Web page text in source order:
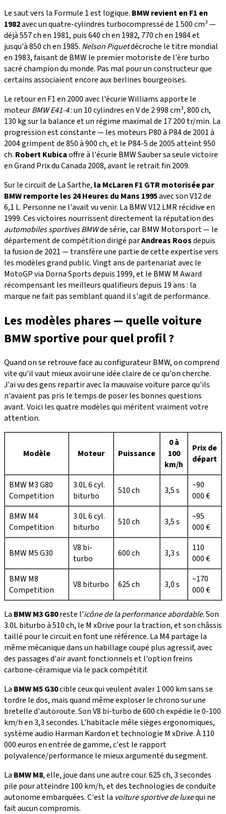
Le saut vers la Formule 1 est logique. BMW revient en F1 en
1982avec un quatre-cylindres turbocompressé de 1 500 cm³ —
déjà 557 ch en 1981, puis 640 ch en 1982, 770 ch en 1984 et
jusqu'à 850 ch en 1985. Nelson Piquetdécroche le titre mondial
en 1983, faisant de BMW le premier motoriste de l'ère turbo
sacré champion du monde. Pas mal pour un constructeur que
certains associaient encore aux berlines bourgeoises.
Le retour en F1 en 2000 avec l'écurie Williams apporte le
moteurBMW E41-4: un 10 cylindres en V de 2 998 cm³, 800 ch,
130 kg sur la balance et un régime maximal de 17 200 tr/min. La
progression est constante — les moteurs P80 à P84 de 2001 à
2004 grimpent de 850 à 900 ch, et le P84-5 de 2005 atteint 950
ch. Robert Kubicaoffre à l'écurie BMW Sauber sa seule victoire
en Grand Prix du Canada 2008, avant le retrait fin 2009.
Sur le circuit de La Sarthe, la McLaren F1 GTR motorisée par
BMW remporte les 24 Heures du Mans 1995avec son V12 de
6,1 L. Personne ne l'avait vu venir. La BMW V12 LMR récidive en
1999. Ces victoires nourrissent directement la réputation des
automobiles sportives BMWde série, car BMW Motorsport — le
département de compétition dirigé parAndreas Roosdepuis
la fusion de 2021 — transfère une partie de cette expertise vers
les modèles grand public. Vingt ans de partenariat avec le
MotoGP via Dorna Sports depuis 1999, et le BMW M Award
récompensant les meilleurs qualifieurs depuis 19 ans : la
marque ne fait pas semblant quand il s'agit de performance.
Les modèles phares — quelle voiture
BMW sportive pour quel profil ?
Quand on se retrouve face au configurateur BMW, on comprend
vite qu'il vaut mieux avoir une idée claire de ce qu'on cherche.
J'ai vu des gens repartir avec la mauvaise voiture parce qu'ils
n'avaient pas pris le temps de poser les bonnes questions
avant. Voici les quatre modèles qui méritent vraiment votre
attention.
Modèle Moteur Puissance
0 à
100
km/h
Prix de
départ
BMW M3 G80
Competition
3.0L 6 cyl.
biturbo
510 ch 3,5 s
~90
000 €
BMW M4
Competition
3.0L 6 cyl.
biturbo
510 ch 3,5 s
~95
000 €
BMW M5 G30
V8 bi-
turbo
600 ch 3,3 s
110
000 €
BMW M8
Competition
V8 biturbo 625 ch 3,0 s
~170
000 €
La BMW M3 G80reste l'icône de la performance abordable. Son
3.0L biturbo à 510 ch, le M xDrive pour la traction, et son châssis
taillé pour le circuit en font une référence. La M4 partage la
même mécanique dans un habillage coupé plus agressif, avec
des passages d'air avant fonctionnels et l'option freins
carbone-céramique via le pack compétitif.
La BMW M5 G30cible ceux qui veulent avaler 1 000 km sans se
tordre le dos, mais quand même exploser le chrono sur une
bretelle d'autoroute. Son V8 bi-turbo de 600 ch expédie le 0-100
km/h en 3,3 secondes. L'habitacle mêle sièges ergonomiques,
système audio Harman Kardon et technologie M xDrive. À 110
000 euros en entrée de gamme, c'est le rapport
polyvalence/performance le mieux argumenté du segment.
La BMW M8, elle, joue dans une autre cour. 625 ch, 3 secondes
pile pour atteindre 100 km/h, et des technologies de conduite
autonome embarquées. C'est la voiture sportive de luxequi ne
fait aucun compromis.